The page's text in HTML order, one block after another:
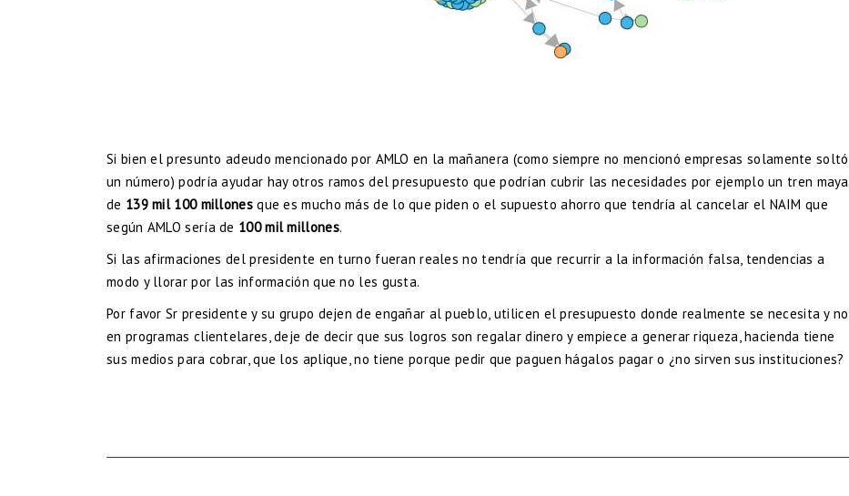
Si bien el presunto adeudo mencionado por AMLO en la mañanera (como siempre no mencionó empresas solamente soltó
un número) podría ayudar hay otros ramos del presupuesto que podrían cubrir las necesidades por ejemplo un tren maya
de 139 mil 100 millonesque es mucho más de lo que piden o el supuesto ahorro que tendría al cancelar el NAIM que
según AMLO sería de 100 mil millones.
Si las afirmaciones del presidente en turno fueran reales no tendría que recurrir a la información falsa, tendencias a
modo y llorar por las información que no les gusta.
Por favor Sr presidente y su grupo dejen de engañar al pueblo, utilicen el presupuesto donde realmente se necesita y no
en programas clientelares, deje de decir que sus logros son regalar dinero y empiece a generar riqueza, hacienda tiene
sus medios para cobrar, que los aplique, no tiene porque pedir que paguen hágalos pagar o ¿no sirven sus instituciones?